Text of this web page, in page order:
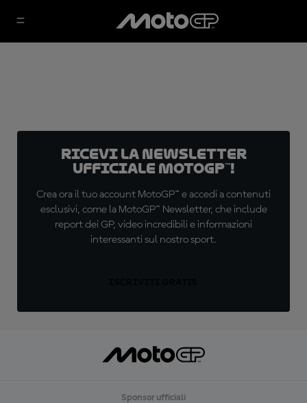
Ricevi la newsletter
ufficiale MotoGP™!
Crea ora il tuo account MotoGP™ e accedi a contenuti
esclusivi, come la MotoGP™ Newsletter, che include
report dei GP, video incredibili e informazioni
interessanti sul nostro sport.
Sponsor ufficiali